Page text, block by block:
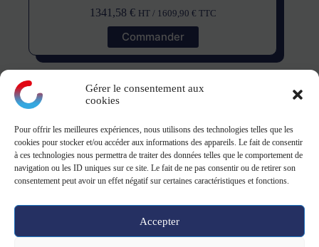
Gérer le consentement aux
cookies
Pour offrir les meilleures expériences, nous utilisons des technologies telles que les
cookies pour stocker et/ou accéder aux informations des appareils. Le fait de consentir
à ces technologies nous permettra de traiter des données telles que le comportement de
navigation ou les ID uniques sur ce site. Le fait de ne pas consentir ou de retirer son
consentement peut avoir un effet négatif sur certaines caractéristiques et fonctions.
Accepter
1341,58 € HT / 1609,90 € TTC
Commander
montagne
ZA Le Danjon - 18110 Saint-Eloy-de-Guy
Tel: 02 19 23 13 39 - 9h-12h/13h30-17h
Copyright © 2026 -CGV CGU-Mentions légales&Politique de